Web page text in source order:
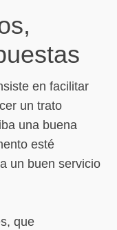
en facilitar
un trato
una buena
esté
un buen servicio
que